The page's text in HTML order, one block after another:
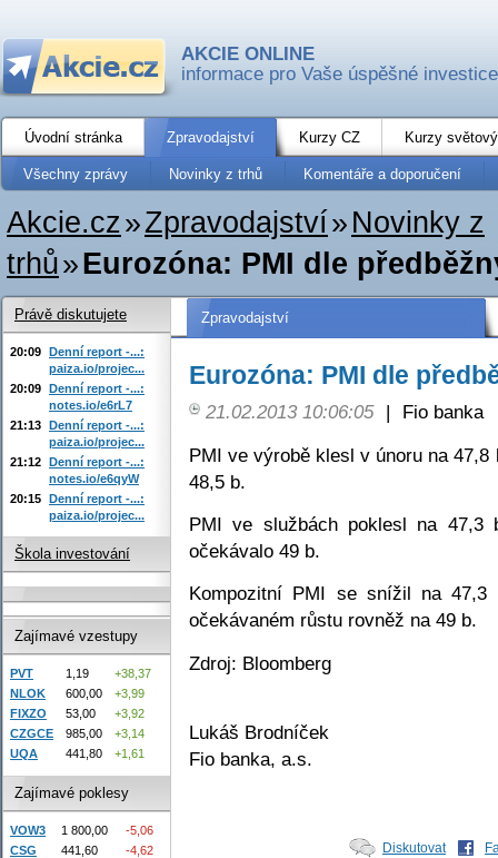
AKCIE ONLINE
informace pro Vaše úspěšné investice
Úvodní stránka Zpravodajství Kurzy CZ Kurzy
Všechny zprávy Novinky z trhů Komentáře a doporučení
Akcie.cz»Zpravodajství» Novinky z
trhů»Eurozóna: PMI dle
Zpravodajství
Eurozóna: PMI dle
21.02.2013 10:06:05 |
Fio banka
PMI ve výrobě klesl v únoru na
48,5 b.
PMI ve službách poklesl na
očekávalo 49 b.
Kompozitní PMI se snížil na
očekávaném růstu rovněž na 49 b.
Zdroj: Bloomberg
Lukáš Brodníček
Fio banka, a.s.
Diskutovat
Právě diskutujete
20:09 Denní report -...:
paiza.io/projec...
20:09 Denní report -...:
notes.io/e6rL7
21:13 Denní report -...:
paiza.io/projec...
21:12 Denní report -...:
notes.io/e6qyW
20:15 Denní report -...:
paiza.io/projec...
Škola investování
Zajímavé vzestupy
PVT 1,19
+38,37
NLOK
600,00
+3,99
FIXZO
53,00
+3,92
CZGCE
985,00
+3,14
UQA
441,80 +1,61
Zajímavé poklesy
VOW3 1 800,00
-5,06
CSG
441,60
-4,62